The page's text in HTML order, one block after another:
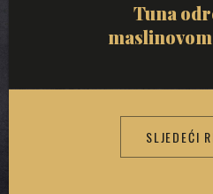
Tuna
SLJEDEĆI